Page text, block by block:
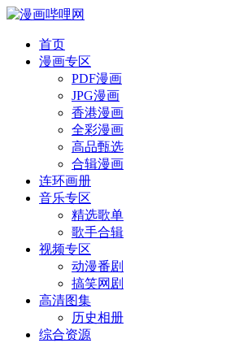
首页
漫画专区
PDF漫画
JPG漫画
香港漫画
全彩漫画
高品甄选
合辑漫画
连环画册
音乐专区
精选歌单
歌手合辑
视频专区
动漫番剧
搞笑网剧
高清图集
历史相册
综合资源